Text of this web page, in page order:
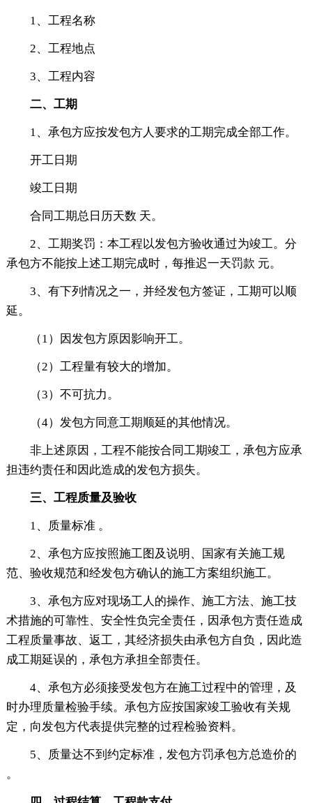
1、工程名称
2、工程地点
3、工程内容
二、工期
1、承包方应按发包方人要求的工期完成全部工作。
开工日期
竣工日期
合同工期总日历天数 天。
2、工期奖罚：本工程以发包方验收通过为竣工。分
承包方不能按上述工期完成时，每推迟一天罚款 元。
3、有下列情况之一，并经发包方签证，工期可以顺
延。
（1）因发包方原因影响开工。
（2）工程量有较大的增加。
（3）不可抗力。
（4）发包方同意工期顺延的其他情况。
非上述原因，工程不能按合同工期竣工，承包方应承
担违约责任和因此造成的发包方损失。
三、工程质量及验收
1、质量标准 。
2、承包方应按照施工图及说明、国家有关施工规
范、验收规范和经发包方确认的施工方案组织施工。
3、承包方应对现场工人的操作、施工方法、施工技
术措施的可靠性、安全性负完全责任，因承包方责任造成
工程质量事故、返工，其经济损失由承包方自负，因此造
成工期延误的，承包方承担全部责任。
4、承包方必须接受发包方在施工过程中的管理，及
时办理质量检验手续。承包方应按国家竣工验收有关规
定，向发包方代表提供完整的过程检验资料。
5、质量达不到约定标准，发包方罚承包方总造价的
。